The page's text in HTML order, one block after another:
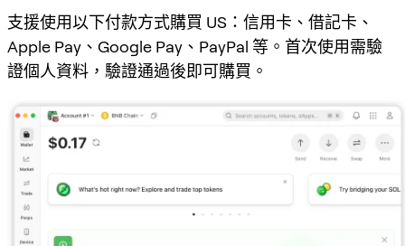
支援使用以下付款方式購買 US：信用卡、借記卡、
Apple Pay、Google Pay、PayPal 等。首次使用需驗
證個人資料，驗證通過後即可購買。